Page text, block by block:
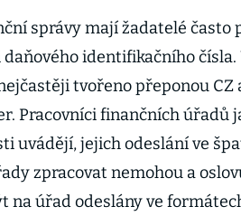
správy mají žadatelé často
identifikačního čísla.
tvořeno přeponou CZ
Pracovníci finančních úřadů
uvádějí, jejich odeslání ve
zpracovat nemohou a
na úřad odeslány ve